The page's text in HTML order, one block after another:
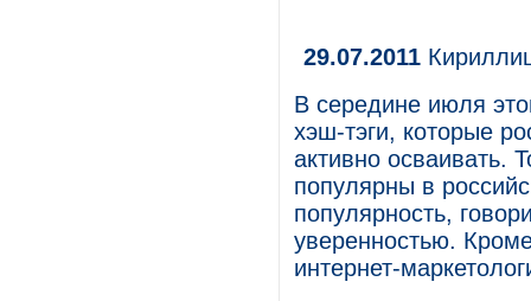
29.07.2011
В середине июля
хэш-тэги, которые
активно осваивать.
популярны в
популярность,
уверенностью.
интернет-